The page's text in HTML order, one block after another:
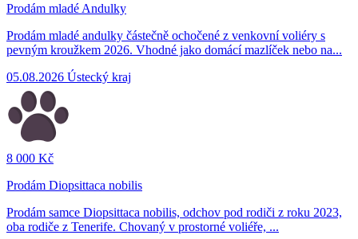
Prodám mladé Andulky
Prodám mladé andulky částečně ochočené z venkovní voliéry s
pevným kroužkem 2026. Vhodné jako domácí mazlíček nebo na...
05.08.2026 Ústecký kraj
8 000 Kč
Prodám Diopsittaca nobilis
Prodám samce Diopsittaca nobilis, odchov pod rodiči z roku 2023,
oba rodiče z Tenerife. Chovaný v prostorné voliéře, ...